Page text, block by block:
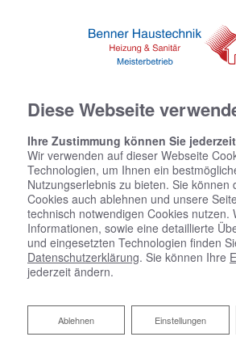
Kundendienst und
Diese Webseite
Ihre Zustimmung können Sie
Wir verwenden auf dieser Webseite
Technologien, um Ihnen ein
Nutzungserlebnis zu bieten. Sie können
Cookies auch ablehnen und unsere
technisch notwendigen Cookies nutzen.
Informationen, sowie eine detaillierte
und eingesetzten Technologien finden
Datenschutzerklärung. Sie können Ihre
jederzeit ändern.
Einstellungen
Ablehnen
Ablehnen